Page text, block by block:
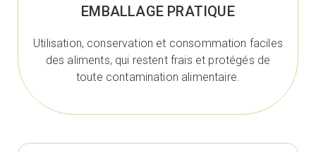
EMBALLAGE PRATIQUE
Utilisation, conservation et consommation faciles
des aliments, qui restent frais et protégés de
toute contamination alimentaire.